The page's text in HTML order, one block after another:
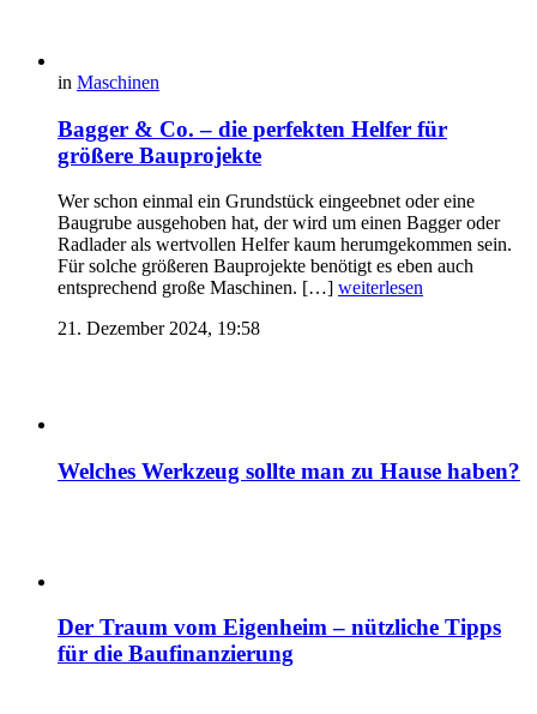
in Maschinen
Bagger & Co. – die perfekten Helfer für
größere Bauprojekte
Wer schon einmal ein Grundstück eingeebnet oder eine
Baugrube ausgehoben hat, der wird um einen Bagger oder
Radlader als wertvollen Helfer kaum herumgekommen sein.
Für solche größeren Bauprojekte benötigt es eben auch
entsprechend große Maschinen. […] weiterlesen
21. Dezember 2024, 19:58
Welches Werkzeug sollte man zu Hause haben?
Der Traum vom Eigenheim – nützliche Tipps
für die Baufinanzierung